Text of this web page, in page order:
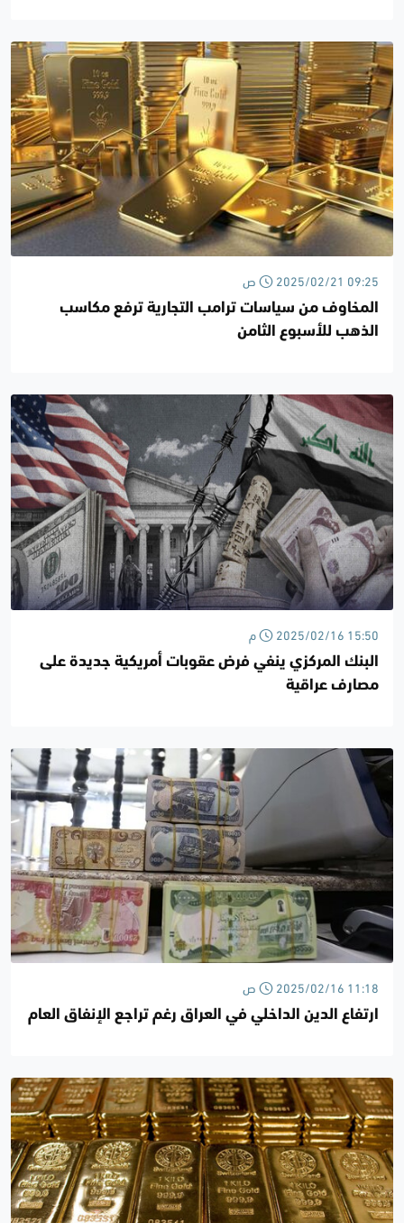
2025/02/21 09:25 ص
المخاوف من سياسات ترامب التجارية ترفع مكاسب
الذهب للأسبوع الثامن
2025/02/16 15:50 م
البنك المركزي ينفي فرض عقوبات أمريكية جديدة على
مصارف عراقية
2025/02/16 11:18 ص
ارتفاع الدين الداخلي في العراق رغم تراجع الإنفاق العام